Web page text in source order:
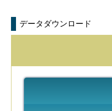
データダウンロード